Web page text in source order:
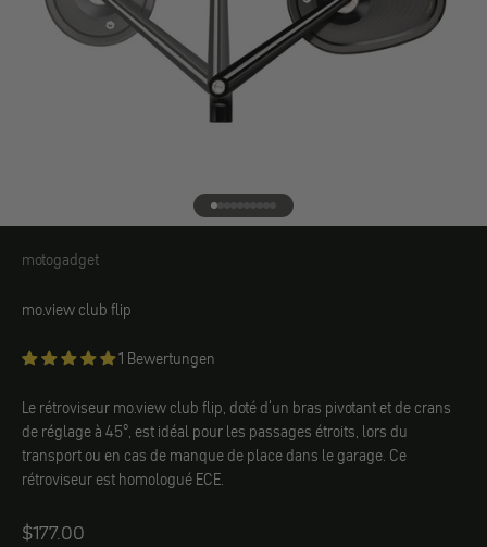
Aller à l'élément 1
Aller à l'élément 2
Aller à l'élément 3
Aller à l'élément 4
Aller à l'élément 5
Aller à l'élément 6
Aller à l'élément 7
Aller à l'élément 8
Aller à l'élément 9
Aller à l'élément 10
motogadget
motogadget
mo.view club flip
1 Bewertungen
Le rétroviseur mo.view club flip, doté d'un bras pivotant et de crans
de réglage à 45°, est idéal pour les passages étroits, lors du
transport ou en cas de manque de place dans le garage. Ce
rétroviseur est homologué ECE.
Angebot
$177.00